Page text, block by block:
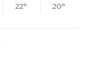
22°
20°